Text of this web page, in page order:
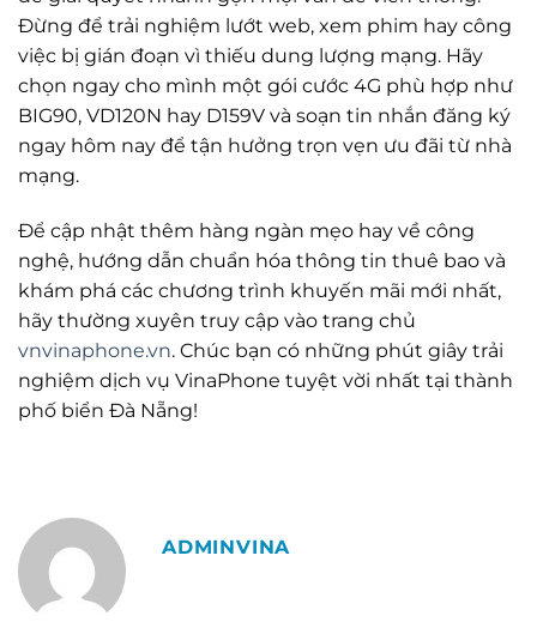
Đừng để trải nghiệm lướt web, xem phim hay công
việc bị gián đoạn vì thiếu dung lượng mạng. Hãy
chọn ngay cho mình một gói cước 4G phù hợp như
BIG90, VD120N hay D159V và soạn tin nhắn đăng ký
ngay hôm nay để tận hưởng trọn vẹn ưu đãi từ nhà
mạng.
Để cập nhật thêm hàng ngàn mẹo hay về công
nghệ, hướng dẫn chuẩn hóa thông tin thuê bao và
khám phá các chương trình khuyến mãi mới nhất,
hãy thường xuyên truy cập vào trang chủ
vnvinaphone.vn. Chúc bạn có những phút giây trải
nghiệm dịch vụ VinaPhone tuyệt vời nhất tại thành
phố biển Đà Nẵng!
ADMINVINA